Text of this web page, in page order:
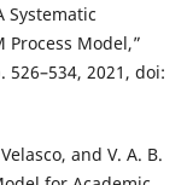
Systematic
Process Model,”
526–534, 2021, doi:
and V. A. B.